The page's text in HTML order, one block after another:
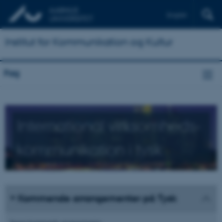
Institut for Kommunikation og Kultur
Fag
Kommende arrangementer på Tysk